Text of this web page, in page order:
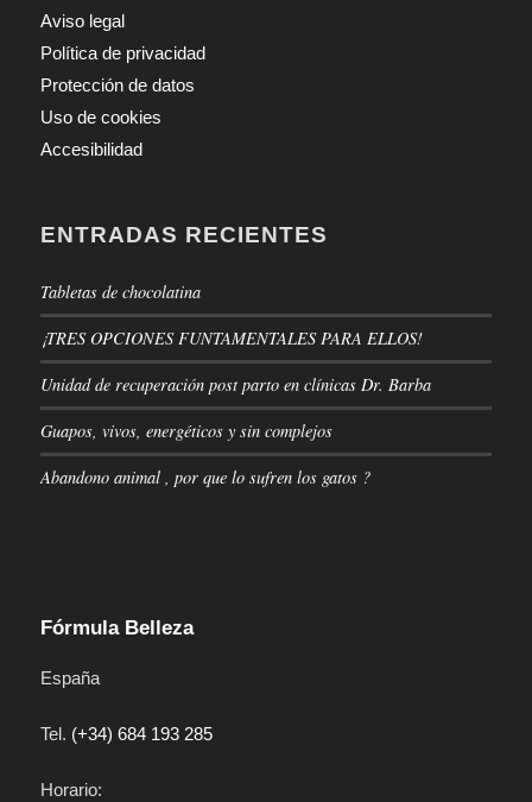
Aviso legal
Política de privacidad
Protección de datos
Uso de cookies
Accesibilidad
ENTRADAS RECIENTES
Tabletas de chocolatina
¡TRES OPCIONES FUNTAMENTALES PARA ELLOS!
Unidad de recuperación post parto en clínicas Dr. Barba
Guapos, vivos, energéticos y sin complejos
Abandono animal , por que lo sufren los gatos ?
Fórmula Belleza
España
Tel. (+34) 684 193 285
Horario: